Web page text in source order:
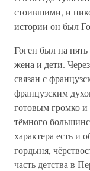
стоившими, и
истории он был
Гоген был на
жена и дети.
связан с
французским
готовым громко
тёмного
характера есть и
гордыня,
часть детства в